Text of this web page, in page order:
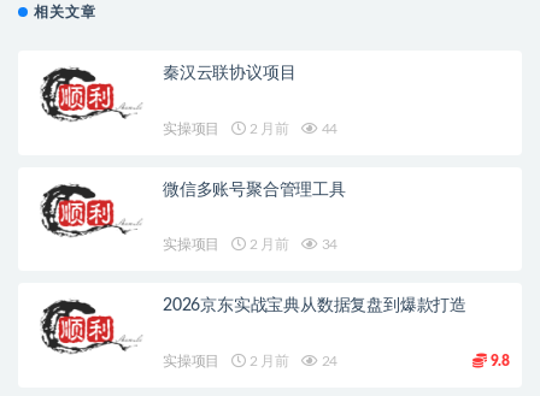
相关文章
秦汉云联协议项目
实操项目 2 月前 44
微信多账号聚合管理工具
实操项目 2 月前 34
2026京东实战宝典从数据复盘到爆款打造
实操项目 2 月前 24 9.8